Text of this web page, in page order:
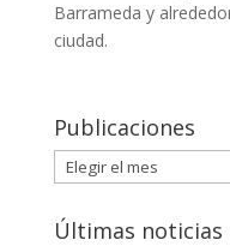
Barrameda y
ciudad.
Publicaciones
Publicaciones
Últimas noticias